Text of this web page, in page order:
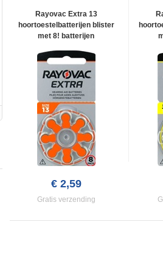
Rayovac Extra 13
hoortoestelbatterijen blister
met 8! batterijen
€ 2,59
Gratis verzending